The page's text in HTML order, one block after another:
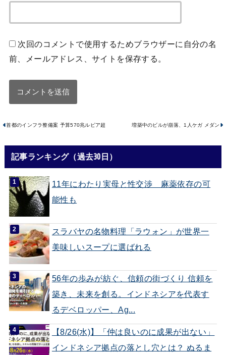
次回のコメントで使用するためブラウザーに自分の名
前、メールアドレス、サイトを保存する。
首都のインフラ整備案 予算570兆ルピア超 増築中のビルが崩落、1人ケガ メダン
記事ランキング（過去30日）
11年にわたり実母と性交渉 麻薬依存の可
能性も
スラバヤの名物料理「ラウォン」が世界一
美味しいスープに選ばれる
56年の歩みが紡ぐ、信頼の街づくり 信頼を
築き、未来を創る。インドネシアを代表す
るデベロッパー、Ag...
【8/26(水)】「仲は良いのに成果が出ない」
インドネシア拠点の落とし穴とは？ ぬるま